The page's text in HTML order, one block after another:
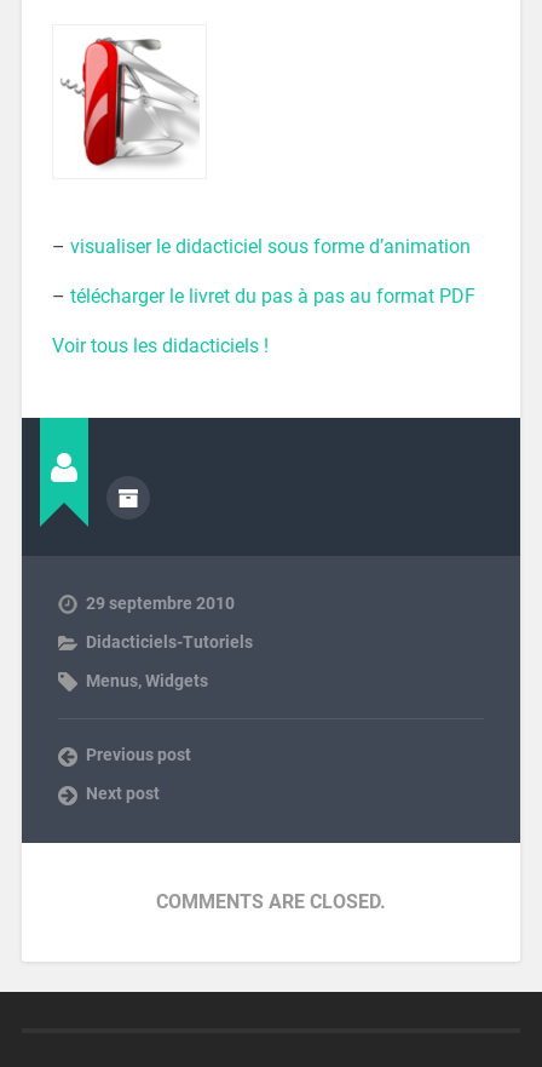
– visualiser le didacticiel sous forme d’animation
– télécharger le livret du pas à pas au format PDF
Voir tous les didacticiels !
29 septembre 2010
Didacticiels-Tutoriels
Menus,Widgets
Previous post
Next post
COMMENTS ARE CLOSED.